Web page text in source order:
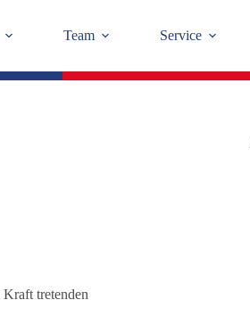
Team Service
tretenden